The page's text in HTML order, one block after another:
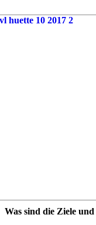
Was sind die Ziele